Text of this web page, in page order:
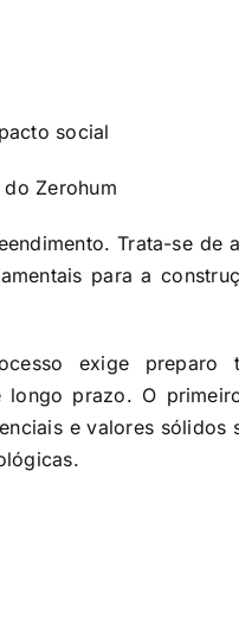
social
Zerohum
Trata-se de
para a
exige preparo
longo prazo. O
e valores sólidos